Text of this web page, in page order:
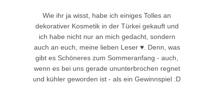
Wie ihr ja wisst, habe ich einiges Tolles an
dekorativer Kosmetik in der Türkei gekauft und
ich habe nicht nur an mich gedacht, sondern
auch an euch, meine lieben Leser ♥. Denn, was
gibt es Schöneres zum Sommeranfang - auch,
wenn es bei uns gerade ununterbrochen regnet
und kühler geworden ist - als ein Gewinnspiel :D